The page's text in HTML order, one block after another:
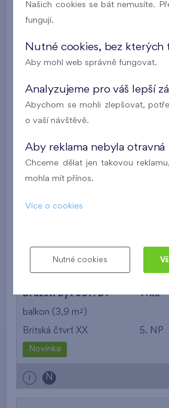
i N
1+kk
Nový Opatov III 5. NP
Ve výstavbě
Byt 602/O1
Družst. byt 507/D1 1+kk
balkon (3,9 m2 )
Britská čtvrť XX 5. NP
Novinka
i N
Našich cookies se bát nemusíte.
fungují.
Nutné cookies, bez kterých
Aby mohl web správně fungovat.
Analyzujeme pro váš lepší
Abychom se mohli zlepšovat,
o vaší návštěvě.
Aby reklama nebyla otravná
Chceme dělat jen takovou
mohla mít přínos.
Více o cookies
Nutné cookies